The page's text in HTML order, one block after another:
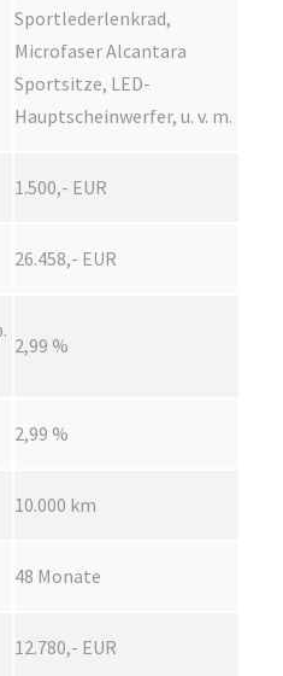
Sportlederlenkrad,
Microfaser Alcantara
Sportsitze, LED-
Hauptscheinwerfer, u. v. m.
1.500,- EUR
26.458,- EUR
2,99 %
2,99 %
10.000 km
48 Monate
12.780,- EUR